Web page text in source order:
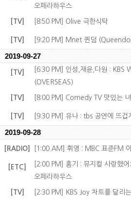
오페라하우스
[TV] [8:50 PM] Olive 극한식탁
[TV] [9:20 PM] Mnet 퀸덤
2019-09-27
[TV]
[6:30 PM] 인성,재윤,다원 : KBS
(OVERSEAS)
[TV] [8:00 PM] Comedy TV 맛있는
[TV] [9:30 PM] 유나 : tbs 공연에 뜨겁
2019-09-28
[RADIO] [1:00 AM] 휘영 : MBC 표준FM
[ETC]
[2:00 PM] 홍기 : 뮤지컬 사랑했
오페라하우스
[TV] [2:30 PM] KBS Joy 차트를 달리